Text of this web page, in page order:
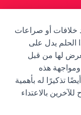
خلافات أو صراعات
الحلم يدل على
لها من قبل
ومواجهة هذه
تذكيرًا له بأهمية
بالاعتداء